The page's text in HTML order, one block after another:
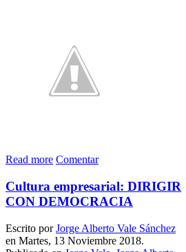
Read more Comentar
Cultura empresarial: DIRIGIR
CON DEMOCRACIA
Escrito porJorge Alberto Vale Sánchez
en Martes, 13 Noviembre 2018.